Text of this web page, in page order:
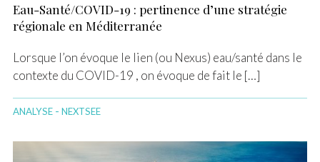
Eau-Santé/COVID-19 : pertinence d’une stratégie
régionale en Méditerranée
Lorsque l’on évoque le lien (ou Nexus) eau/santé dans le
contexte du COVID-19 , on évoque de fait le […]
ANALYSE - NEXTSEE